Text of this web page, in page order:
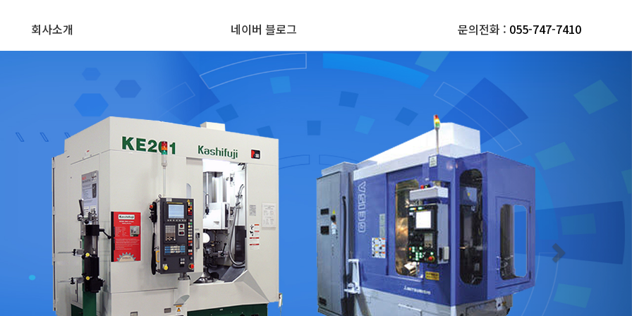
회사소개 네이버 블로그 문의전화 : 055-747-7410
어치절 관련장비
&
본 공작기계 전문